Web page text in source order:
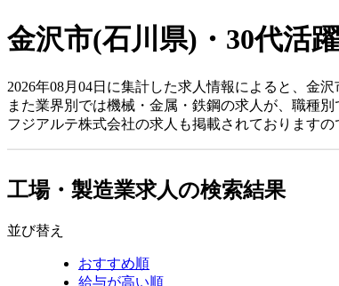
金沢市(石川県)・30代活
2026年08月04日に集計した求人情報によると、金
また業界別では機械・金属・鉄鋼の求人が、職種
フジアルテ株式会社の求人も掲載されております
工場・製造業求人の検索結果
並び替え
おすすめ順
給与が高い順